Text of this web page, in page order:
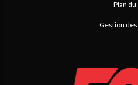
Plan du
Gestion